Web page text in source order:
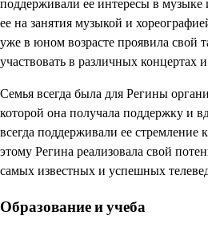
поддерживали ее интересы в
ее на занятия музыкой и
уже в юном возрасте проявила свой
участвовать в различных концертах
Семья всегда была для Регины
которой она получала поддержку и
всегда поддерживали ее стремление
этому Регина реализовала свой
самых известных и успешных
Образование и учеба